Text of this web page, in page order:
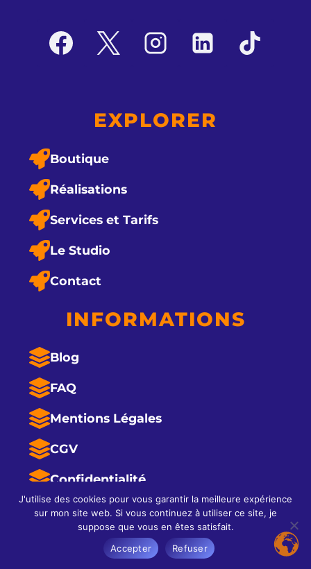
EXPLORER
Boutique
Réalisations
Services et Tarifs
Le Studio
Contact
INFORMATIONS
Blog
FAQ
Mentions Légales
CGV
Confidentialité
© 2024 Djilumbo-Studio, tout droit réservés.
J'utilise des cookies pour vous garantir la meilleure expérience
sur mon site web. Si vous continuez à utiliser ce site, je
suppose que vous en êtes satisfait.
Accepter
Refuser